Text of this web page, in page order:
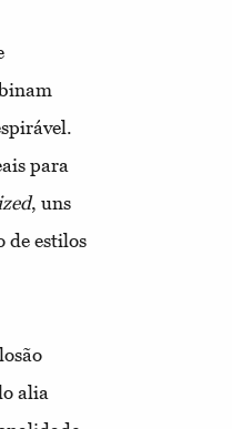
para
, uns
de estilos
alia